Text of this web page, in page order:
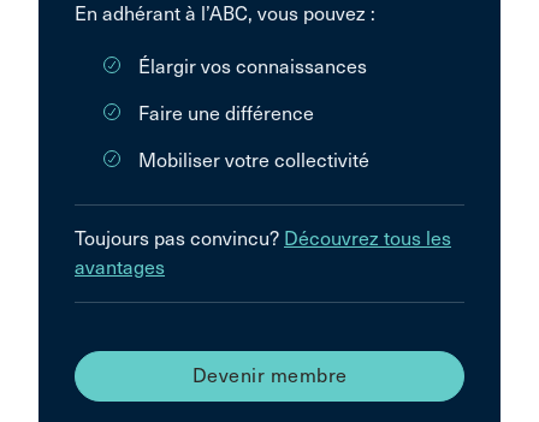
En adhérant à l’ABC, vous pouvez :
Élargir vos connaissances
Faire une différence
Mobiliser votre collectivité
Toujours pas convincu? Découvrez tous les
avantages
Devenir membre